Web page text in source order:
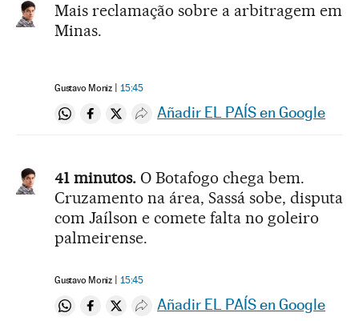
Mais reclamação sobre a arbitragem em
Minas.
Gustavo Moniz 15:45
Compartir en Whatsapp
Compartir en Facebook
Compartir en Twitter
Desplegar Redes Sociales
Añadir EL PAÍS en Google
41 minutos. O Botafogo chega bem.
Cruzamento na área, Sassá sobe, disputa
com Jaílson e comete falta no goleiro
palmeirense.
Gustavo Moniz 15:45
Compartir en Whatsapp
Compartir en Facebook
Compartir en Twitter
Desplegar Redes Sociales
Añadir EL PAÍS en Google